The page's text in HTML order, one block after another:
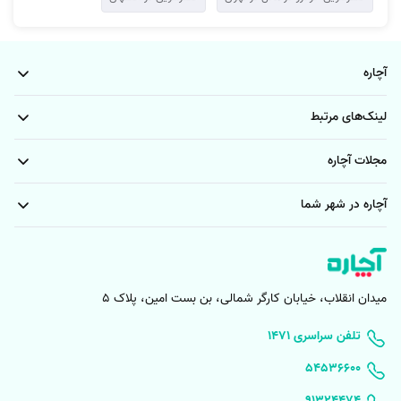
صفرشویی تخصصی خودرو در شیراز ممکن است هزینه زیادی به همراه
خش ایجاد می‌کند.
اگر صفرشویی خودرو به درستی انجام نشود ممکن است که با توجه به
نفوذ آب به نقاط و قطعات حساس خودرو دردسر و خرابی ایجاد می‌کند.
البته اگر می‌خواهید از این مزیت‌ها بهره‌مند شوید و با معایب سر و کار نداشته
باشید، باید صفرشویی را به صورت تخصصی و مطمئن انجام دهید که با
صفرشویی خودرو در شیراز از آچاره می‌توانید از تخصص و تبحر متخصصان
آچاره در رابطه با صفرشویی خودرو اطمینان کامل داشته باشید.
انواع خودرو، به ویژه خودروهای خارجی و کلاسیک انجام می‌دهد، چرا که
آچاره
لینک‌های مرتبط
مجلات آچاره
آچاره در شهر شما
میدان انقلاب، خیابان کارگر شمالی، بن بست امین، پلاک 5
۱۴۷۱ تلفن سراسری
۵۴۵۳۶۶۰۰